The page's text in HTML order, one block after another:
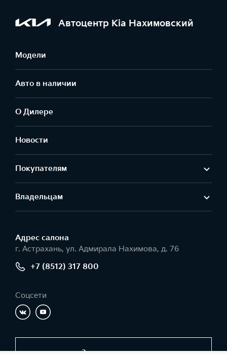
Автоцентр Kia Нахимовский
Модели
Авто в наличии
О Дилере
Новости
Покупателям
Владельцам
Адрес салонa
г. Астрахань, ул. Адмирала Нахимова, д. 76
+7 (8512) 317 800
Соцсети